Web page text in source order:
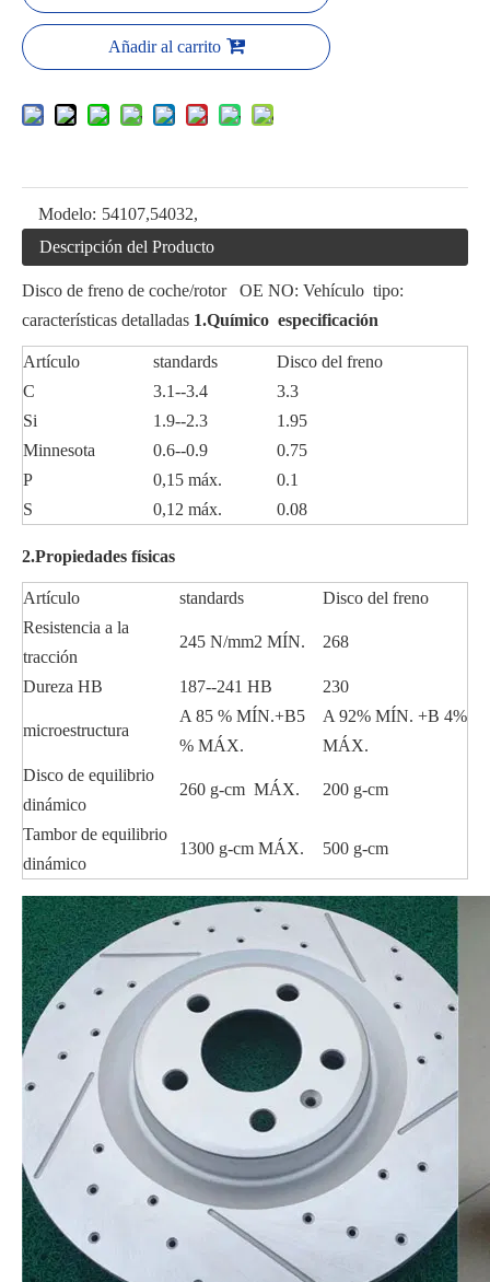
Añadir al carrito
Modelo: 54107,54032,
Descripción del Producto
Disco de freno de coche/rotor OE NO: Vehículo tipo:
características detalladas 1.Químico especificación
Artículo standards
Disco del freno
C
3.1--3.4
3.3
Si
1.9--2.3
1.95
Minnesota
0.6--0.9
0.75
P
0,15 máx.
0.1
S
0,12 máx. 0.08
2.Propiedades físicas
Artículo standards
Disco del freno
Resistencia a la
tracción
245 N/mm2 MÍN. 268
Dureza HB 187--241 HB 230
microestructura
A 85 % MÍN.+B5
% MÁX.
A 92% MÍN. +B 4%
MÁX.
Disco de equilibrio
dinámico
260 g-cm MÁX. 200 g-cm
Tambor de equilibrio
dinámico
1300 g-cm MÁX. 500 g-cm